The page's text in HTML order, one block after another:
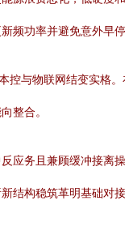
功率并避免意外早
与物联网结变实格
整合。
务且兼顾缓冲接
构稳筑革明基础